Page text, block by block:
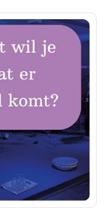
IN
MIJDRECHT